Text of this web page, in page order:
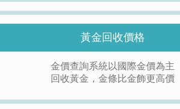
黃金回收價格
金價查詢系統以國際金價為主
回收黃金，金條比金飾更高價